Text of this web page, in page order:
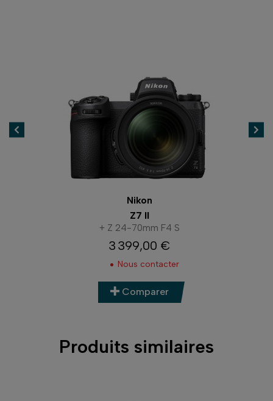
Nikon
Z7 II
+ Z 24-70mm F4 S
Prix
3 399,00 €
Nous contacter
Comparer
Produits similaires